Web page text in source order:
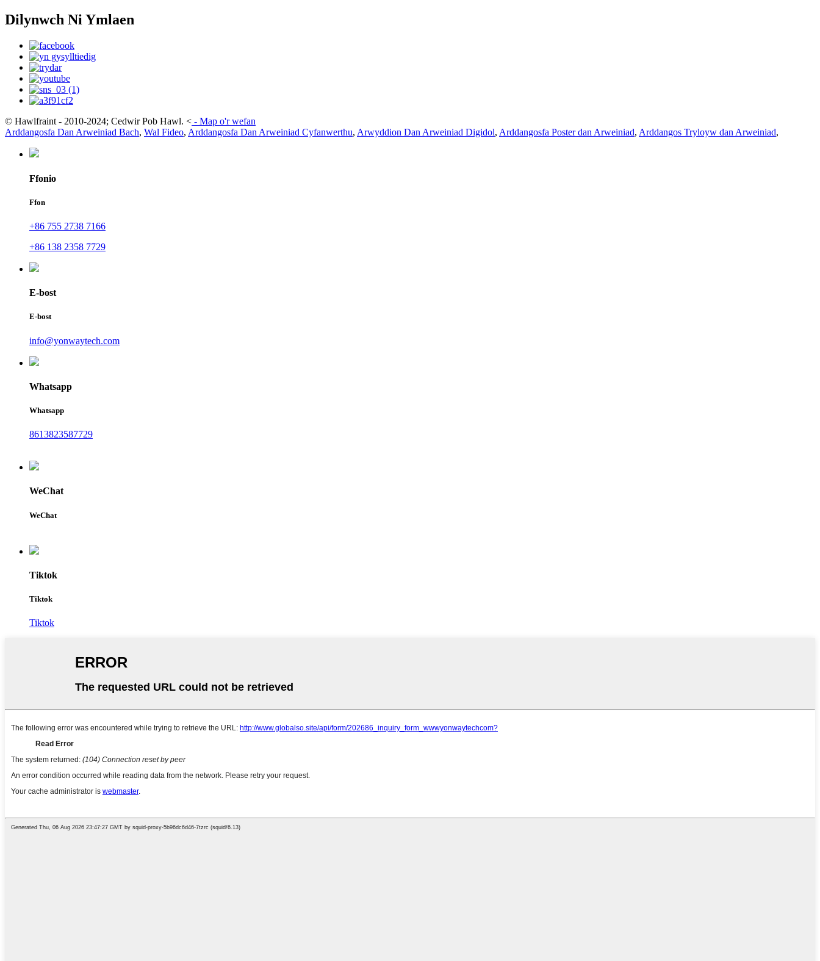
Dilynwch Ni Ymlaen
© Hawlfraint - 2010-2024; Cedwir Pob Hawl. < - Map o'r wefan
Arddangosfa Dan Arweiniad Bach, Wal Fideo, Arddangosfa Dan Arweiniad Cyfanwerthu, Arwyddion Dan Arweiniad Digidol, Arddangosfa Poster dan Arweiniad, Arddangos Tryloyw dan Arweiniad,
Ffonio
Ffon
+86 755 2738 7166
+86 138 2358 7729
E-bost
E-bost
info@yonwaytech.com
Whatsapp
Whatsapp
8613823587729
WeChat
WeChat
Tiktok
Tiktok
Tiktok